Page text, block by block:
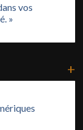
vos
»
+